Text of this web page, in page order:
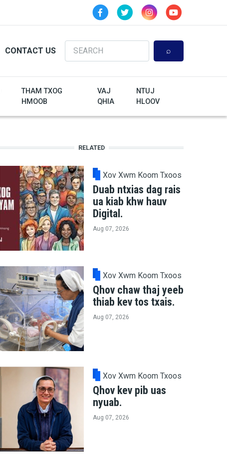
CONTACT US
Search
THAM TXOG
HMOOB
VAJ
QHIA
NTUJ
HLOOV
RELATED
Xov Xwm Koom Txoos
Duab ntxias dag rais
ua kiab khw hauv
Digital.
Aug 07, 2026
Xov Xwm Koom Txoos
Qhov chaw thaj yeeb
thiab kev tos txais.
Aug 07, 2026
Xov Xwm Koom Txoos
Qhov kev pib uas
nyuab.
Aug 07, 2026